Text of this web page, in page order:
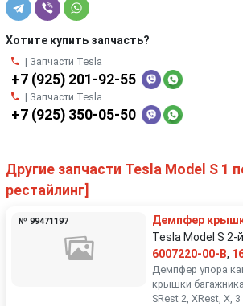
Хотите купить запчасть?
| Запчасти Tesla
+7 (925) 201-92-55
| Запчасти Tesla
+7 (925) 350-05-50
Другие запчасти Tesla Model S 1
рестайлинг]
№ 99471197
Демпфер
Tesla Model S 2-
6007220-00-B,
Демпфер упора
крышки
SRest 2, XRest, X, 3